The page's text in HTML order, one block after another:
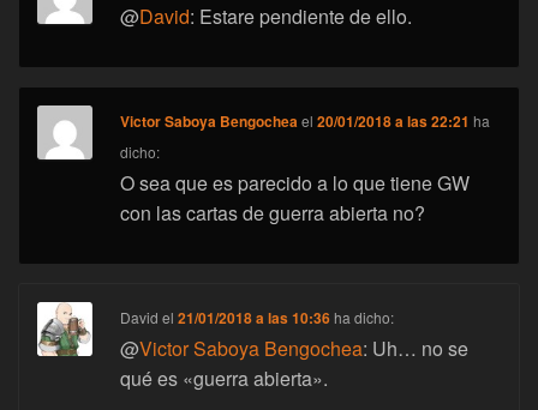
@David: Estare pendiente de ello.
Victor Saboya Bengochea el20/01/2018 a las 22:21 ha
dicho:
O sea que es parecido a lo que tiene GW
con las cartas de guerra abierta no?
David el21/01/2018 a las 10:36 ha dicho:
@Victor Saboya Bengochea: Uh… no se
qué es «guerra abierta».